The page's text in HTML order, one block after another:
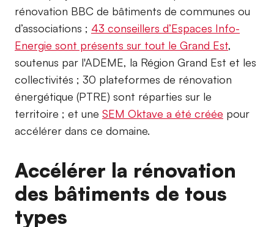
rénovation BBC de bâtiments de communes ou
d’associations ; 43 conseillers d’Espaces Info-
Energie sont présents sur tout le Grand Est,
soutenus par l'ADEME, la Région Grand Est et les
collectivités ; 30 plateformes de rénovation
énergétique (PTRE) sont réparties sur le
territoire ; et une SEM Oktave a été créée pour
accélérer dans ce domaine.
Accélérer la rénovation
des bâtiments de tous
types